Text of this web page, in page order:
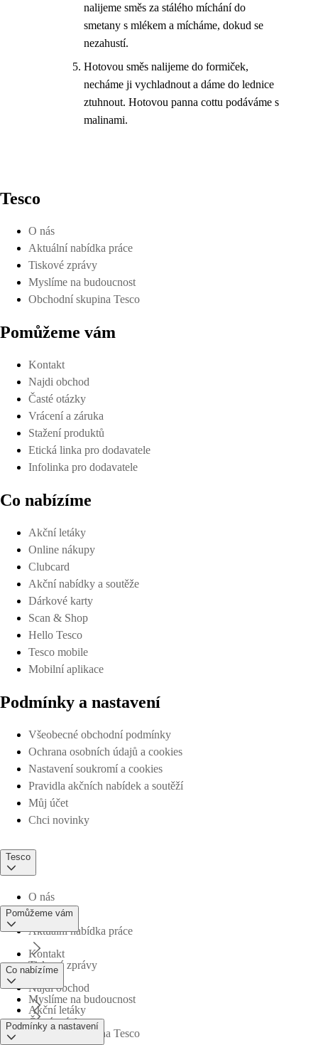
nalijeme směs za stálého míchání do
smetany s mlékem a mícháme, dokud se
nezahustí.
Hotovou směs nalijeme do formiček,
necháme ji vychladnout a dáme do lednice
ztuhnout. Hotovou panna cottu podáváme s
malinami.
Tesco
O nás
Aktuální nabídka práce
Tiskové zprávy
Myslíme na budoucnost
Obchodní skupina Tesco
Pomůžeme vám
Kontakt
Najdi obchod
Časté otázky
Vrácení a záruka
Stažení produktů
Etická linka pro dodavatele
Infolinka pro dodavatele
Co nabízíme
Akční letáky
Online nákupy
Clubcard
Akční nabídky a soutěže
Dárkové karty
Scan & Shop
Hello Tesco
Tesco mobile
Mobilní aplikace
Podmínky a nastavení
Všeobecné obchodní podmínky
Ochrana osobních údajů a cookies
Nastavení soukromí a cookies
Pravidla akčních nabídek a soutěží
Můj účet
Chci novinky
Tesco
O nás
Aktuální nabídka práce
Tiskové zprávy
Myslíme na budoucnost
Obchodní skupina Tesco
Pomůžeme vám
Kontakt
Najdi obchod
Časté otázky
Co nabízíme
Akční letáky
Podmínky a nastavení